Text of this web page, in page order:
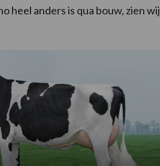
heel anders is qua bouw, zien wij